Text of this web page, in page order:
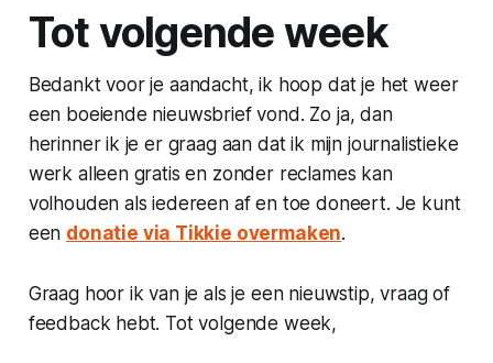
Tot volgende week
Bedankt voor je aandacht, ik hoop dat je het weer
een boeiende nieuwsbrief vond. Zo ja, dan
herinner ik je er graag aan dat ik mijn journalistieke
werk alleen gratis en zonder reclames kan
volhouden als iedereen af en toe doneert. Je kunt
een donatie via Tikkie overmaken.
Graag hoor ik van je als je een nieuwstip, vraag of
feedback hebt. Tot volgende week,